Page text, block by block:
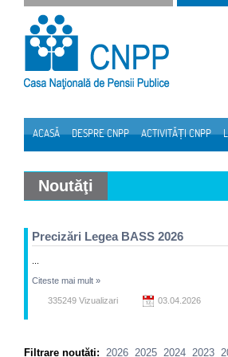
Sari la continut
ACASĂ DESPRE CNPP ACTIVITĂȚI CNPP
Noutăţi
Precizări Legea BASS 2026
Citeste mai mult »
335249 Vizualizari 03.04.2026
Filtrare noutăți: 2026 2025 2024 2023